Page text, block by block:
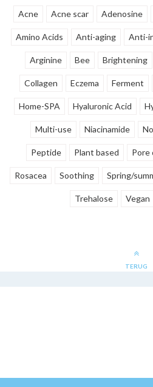
Acne Acne scar Adenosine
Amino Acids Anti-aging Anti-
Arginine Bee Brightening
Collagen Eczema Ferment
Home-SPA Hyaluronic Acid
Multi-use Niacinamide
Peptide Plant based Pore
Rosacea Soothing Spring/
Trehalose Vegan
TERUG